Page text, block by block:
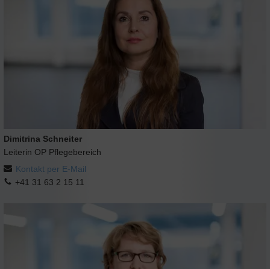
Dimitrina Schneiter
Leiterin OP Pflegebereich
Kontakt per E-Mail
+41 31 63 2 15 11